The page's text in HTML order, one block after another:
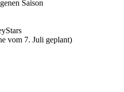
Saison
vom 7. Juli geplant)